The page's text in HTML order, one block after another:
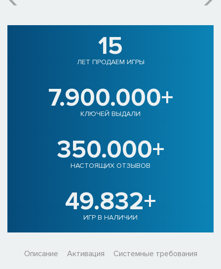
15
ЛЕТ ПРОДАЕМ ИГРЫ
7.900.000+
КЛЮЧЕЙ ВЫДАЛИ
350.000+
НАСТОЯЩИХ ОТЗЫВОВ
49.832+
ИГР В НАЛИЧИИ
Описание Активация Системные требования